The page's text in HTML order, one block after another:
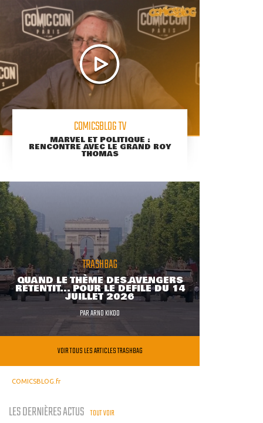
COMICSBLOG TV
MARVEL ET POLITIQUE :
RENCONTRE AVEC LE GRAND ROY
THOMAS
TRASHBAG
QUAND LE THÈME DES AVENGERS
RETENTIT... POUR LE DÉFILÉ DU 14
JUILLET 2026
PARARNO KIKOO
VOIR TOUS LES ARTICLES TRASHBAG
COMICSBLOG.fr
LES DERNIÈRES ACTUS TOUT VOIR